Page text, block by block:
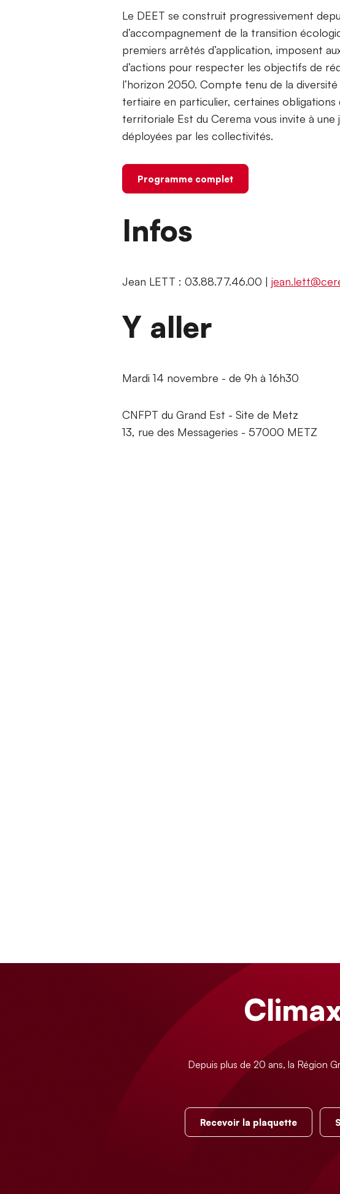
Le DEET se construit progressivement
d’accompagnement de la transition
premiers arrêtés d’application, imposent
d’actions pour respecter les objectifs de
l’horizon 2050. Compte tenu de la
tertiaire en particulier, certaines
territoriale Est du Cerema vous invite à
déployées par les collectivités.
Programme complet
Infos
Jean LETT : 03.88.77.46.00 |
Y aller
Mardi 14 novembre - de 9h à 16h30
CNFPT du Grand Est - Site de Metz
13, rue des Messageries - 57000 METZ
Depuis plus de 20 ans, la Région
Recevoir la plaquette